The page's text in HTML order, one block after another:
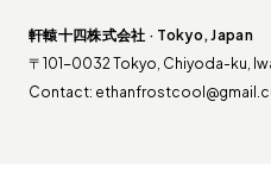
軒轅十四株式会社 · Tokyo, Japan
〒101-0032 Tokyo, Chiyoda-ku,
Contact: